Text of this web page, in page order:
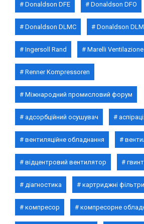
Donaldson DFE Donaldson DFO
Donaldson DLMC Donaldson
Ingersoll Rand Marelli Ventilazione
Renner Kompressoren
Міжнародний промисловий форум
адсорбційний осушувач
вентиляційне обладнання
відцентровий вентилятор
діагностика картриджні фільтри
компресор компресорне